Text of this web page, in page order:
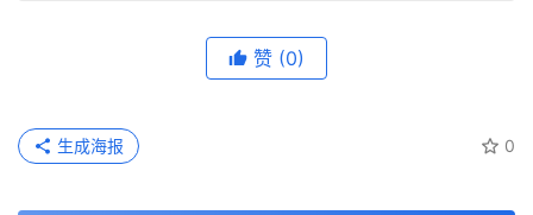
赞 (0)
0
生成海报